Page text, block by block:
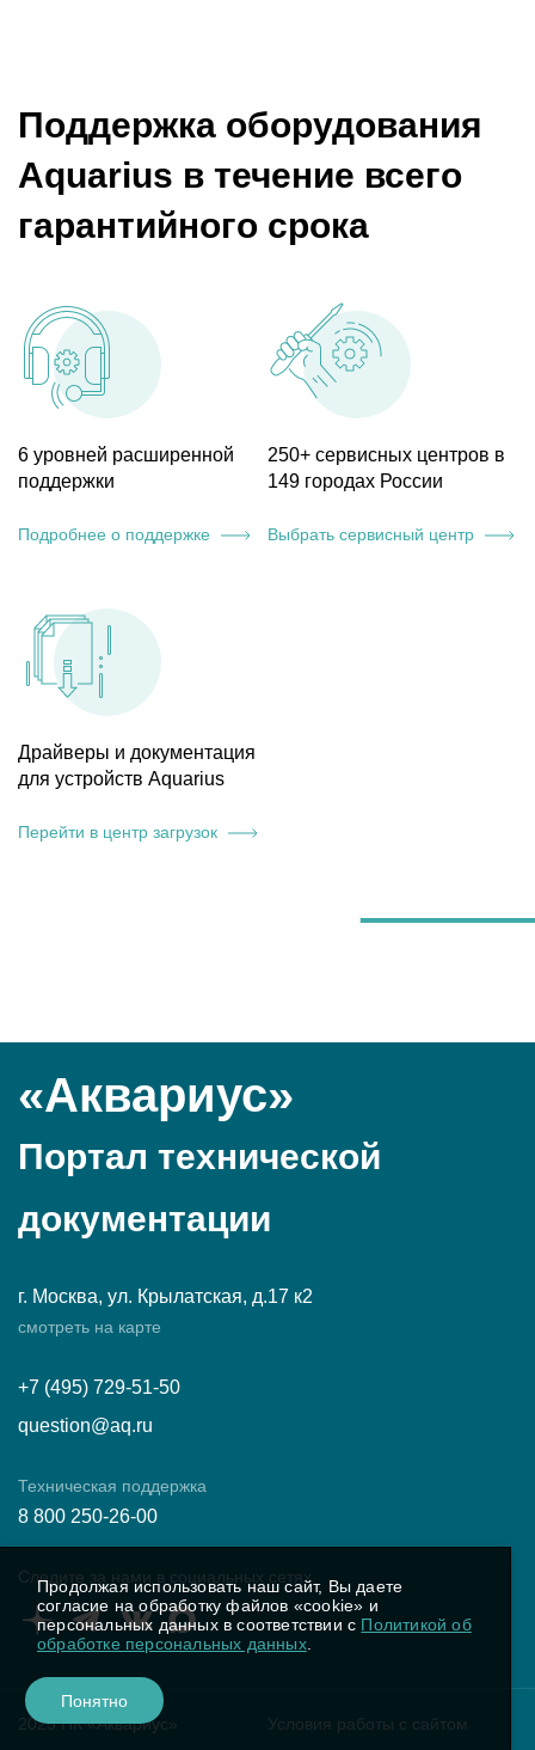
Поддержка оборудования
Aquarius в течение всего
гарантийного срока
6 уровней расширенной
поддержки
Подробнее о поддержке
250+ сервисных центров в
149 городах России
Выбрать сервисный центр
Драйверы и документация
для устройств Aquarius
Перейти в центр загрузок
«Аквариус»
Портал технической
документации
г. Москва, ул. Крылатская, д.17 к2
смотреть на карте
+7 (495) 729-51-50
question@aq.ru
Техническая поддержка
8 800 250-26-00
Следите за нами в социальных сетях
2025 ПК «Аквариус» Условия работы с сайтом
Продолжая использовать наш сайт, Вы даете
согласие на обработку файлов «cookie» и
персональных данных в соответствии с Политикой об
обработке персональных данных.
Понятно